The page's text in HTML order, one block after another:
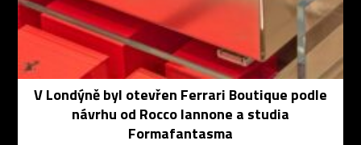
V Londýně byl otevřen Ferrari Boutique podle
návrhu od Rocco Iannone a studia
Formafantasma